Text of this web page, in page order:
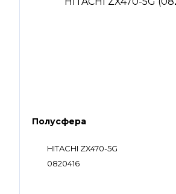
Полусфера
HITACHI ZX470-5G
0820416